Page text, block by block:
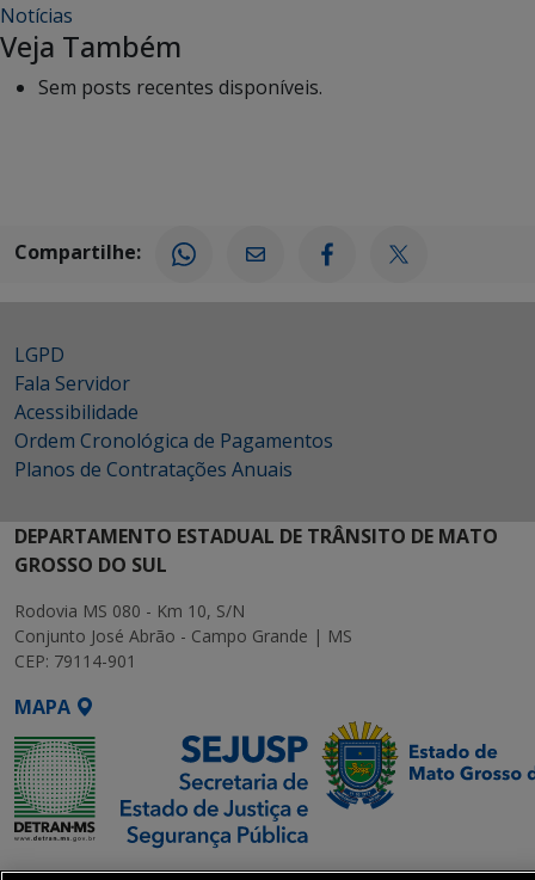
Notícias
Veja Também
Sem posts recentes disponíveis.
Compartilhe:
LGPD
Fala Servidor
Acessibilidade
Ordem Cronológica de Pagamentos
Planos de Contratações Anuais
DEPARTAMENTO ESTADUAL DE TRÂNSITO DE MATO
GROSSO DO SUL
Rodovia MS 080 - Km 10, S/N
Conjunto José Abrão - Campo Grande | MS
CEP: 79114-901
MAPA